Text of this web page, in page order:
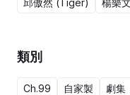
邱傲然 (Tiger) 楊樂
類別
Ch.99 自家製 劇集